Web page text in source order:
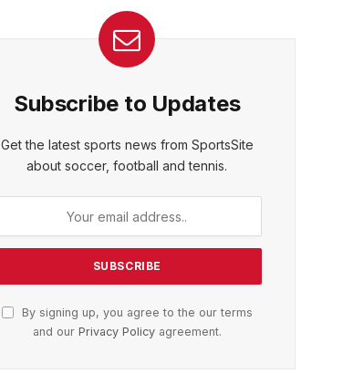
Subscribe to Updates
Get the latest sports news from SportsSite
about soccer, football and tennis.
By signing up, you agree to the our terms
and our Privacy Policyagreement.